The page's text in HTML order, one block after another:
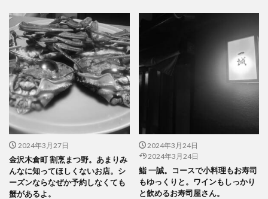
2024年3月27日
金沢木倉町 割烹まつ野。あまりみ
んなに知ってほしくないお店。シ
ーズンならなぜか予約しなくても
蟹があるよ。
2024年3月24日
2024年3月24日
鮨 一誠。コースで小料理もお寿司
もゆっくりと。ワインもしっかり
と飲めるお寿司屋さん。